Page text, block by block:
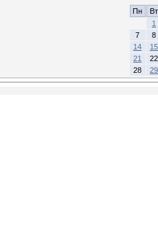
Пн
Вт
1
7
8
14
15
21
22
28
29